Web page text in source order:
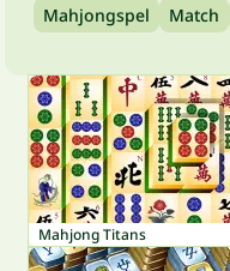
Mahjongspel Match
Mahjong Titans